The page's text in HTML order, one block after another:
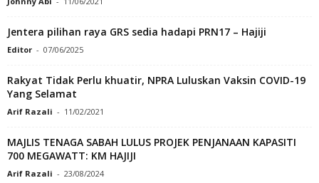
Jentera pilihan raya GRS sedia hadapi PRN17 – Hajiji
Editor - 07/06/2025
Rakyat Tidak Perlu khuatir, NPRA Luluskan Vaksin COVID-19
Yang Selamat
Arif Razali - 11/02/2021
MAJLIS TENAGA SABAH LULUS PROJEK PENJANAAN KAPASITI
700 MEGAWATT: KM HAJIJI
Arif Razali - 23/08/2024